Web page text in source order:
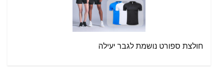
חולצת ספורט נושמת לגבר יעילה